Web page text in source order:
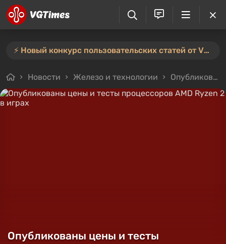
⚡️ Новый конкурс пользовательских статей от VGTimes — участвуйте тут ⚡️
Новости Железо и технологии Опубликованы цены и тесты процессоров AMD Ryzen 2 в играх
Опубликованы цены и тесты